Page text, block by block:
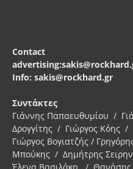
Contact
Info: sakis@rockhard.gr
Συντάκτες
Γιάννης Παπαευθυμίου /
Δρογγίτης / Γιώργος Κόης /
Γιώργος Βογιατζής /
Μπούκης / Δημήτρης